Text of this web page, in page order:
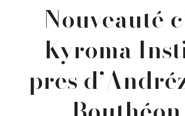
Nouveauté
Kyroma
pres